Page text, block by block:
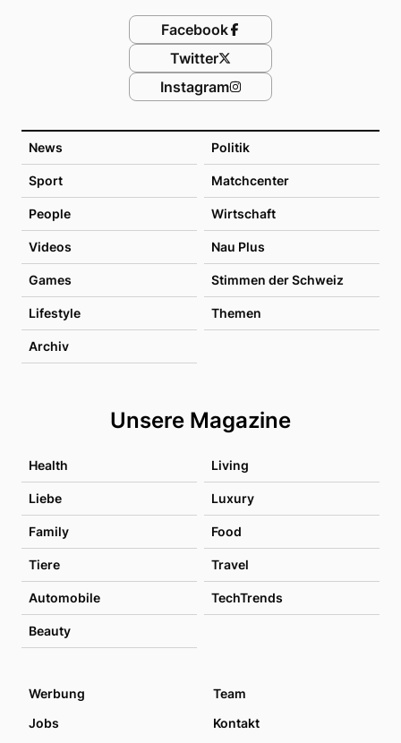
News Politik
Sport Matchcenter
People Wirtschaft
Videos Nau Plus
Games Stimmen der Schweiz
Lifestyle Themen
Archiv
Unsere Magazine
Health Living
Liebe Luxury
Family Food
Tiere Travel
Automobile TechTrends
Beauty
Facebook
Twitter
Instagram
Werbung
Team
Jobs
Kontakt